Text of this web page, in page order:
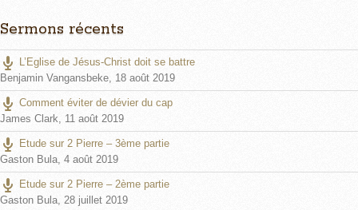
Sermons récents
L’Eglise de Jésus-Christ doit se battre
Benjamin Vangansbeke, 18 août 2019
Comment éviter de dévier du cap
James Clark, 11 août 2019
Etude sur 2 Pierre – 3ème partie
Gaston Bula, 4 août 2019
Etude sur 2 Pierre – 2ème partie
Gaston Bula, 28 juillet 2019